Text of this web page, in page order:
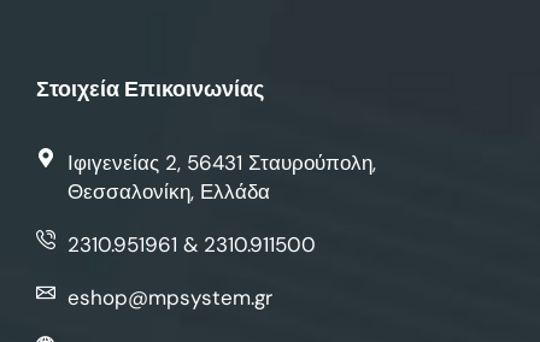
Στοιχεία Επικοινωνίας
Ιφιγενείας 2, 56431 Σταυρούπολη,
Θεσσαλονίκη, Ελλάδα
2310.951961 & 2310.911500
eshop@mpsystem.gr